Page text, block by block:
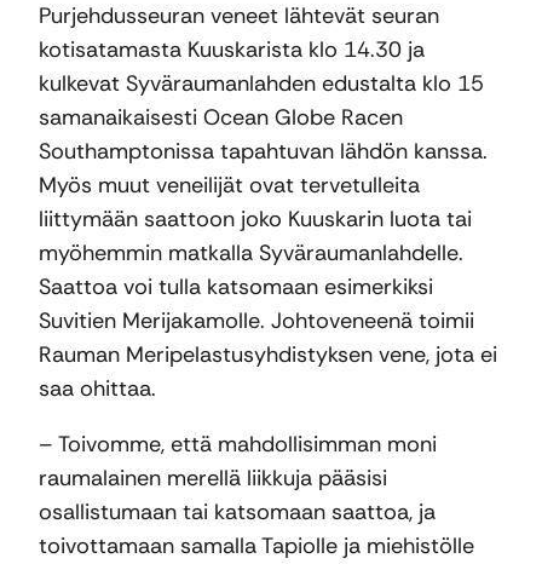
Purjehdusseuran veneet lähtevät seuran
kotisatamasta Kuuskarista klo 14.30 ja
kulkevat Syväraumanlahden edustalta klo 15
samanaikaisesti Ocean Globe Racen
Southamptonissa tapahtuvan lähdön kanssa.
Myös muut veneilijät ovat tervetulleita
liittymään saattoon joko Kuuskarin luota tai
myöhemmin matkalla Syväraumanlahdelle.
Saattoa voi tulla katsomaan esimerkiksi
Suvitien Merijakamolle. Johtoveneenä toimii
Rauman Meripelastusyhdistyksen vene, jota ei
saa ohittaa.
– Toivomme, että mahdollisimman moni
raumalainen merellä liikkuja pääsisi
osallistumaan tai katsomaan saattoa, ja
toivottamaan samalla Tapiolle ja miehistölle